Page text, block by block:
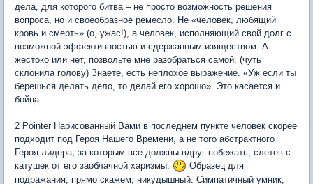
дела, для которого битва – не просто возможность решения
вопроса, но и своеобразное ремесло. Не «человек, любящий
кровь и смерть» (о, ужас!), а человек, исполняющий свой долг с
возможной эффективностью и сдержанным изяществом. А
жестоко или нет, позвольте мне разобраться самой. (чуть
склонила голову) Знаете, есть неплохое выражение. «Уж если ты
берешься делать дело, то делай его хорошо». Это касается и
бойца.
2 Pointer Нарисованный Вами в последнем пункте человек скорее
подходит под Героя Нашего Времени, а не того абстрактного
Героя-лидера, за которым все должны вдруг побежать, слетев с
катушек от его заоблачной харизмы.
Образец для
подражания, прямо скажем, никудышный. Симпатичный умник,